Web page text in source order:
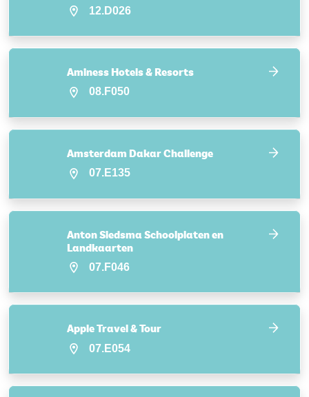
12.D026
Aminess Hotels & Resorts
08.F050
Amsterdam Dakar Challenge
07.E135
Anton Siedsma Schoolplaten en
Landkaarten
07.F046
Apple Travel & Tour
07.E054